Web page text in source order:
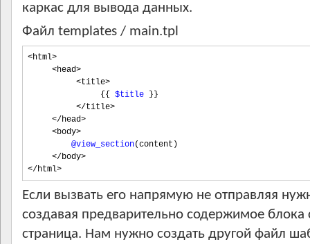
каркас для вывода данных.
Файл templates / main.tpl
<html>
<head>
<title>
{{
$title
}}
</title>
</head>
<body>
@view_section(content )
</body>
</html>
Если вызвать его напрямую не отправляя
создавая предварительно содержимое блока
страница. Нам нужно создать другой файл